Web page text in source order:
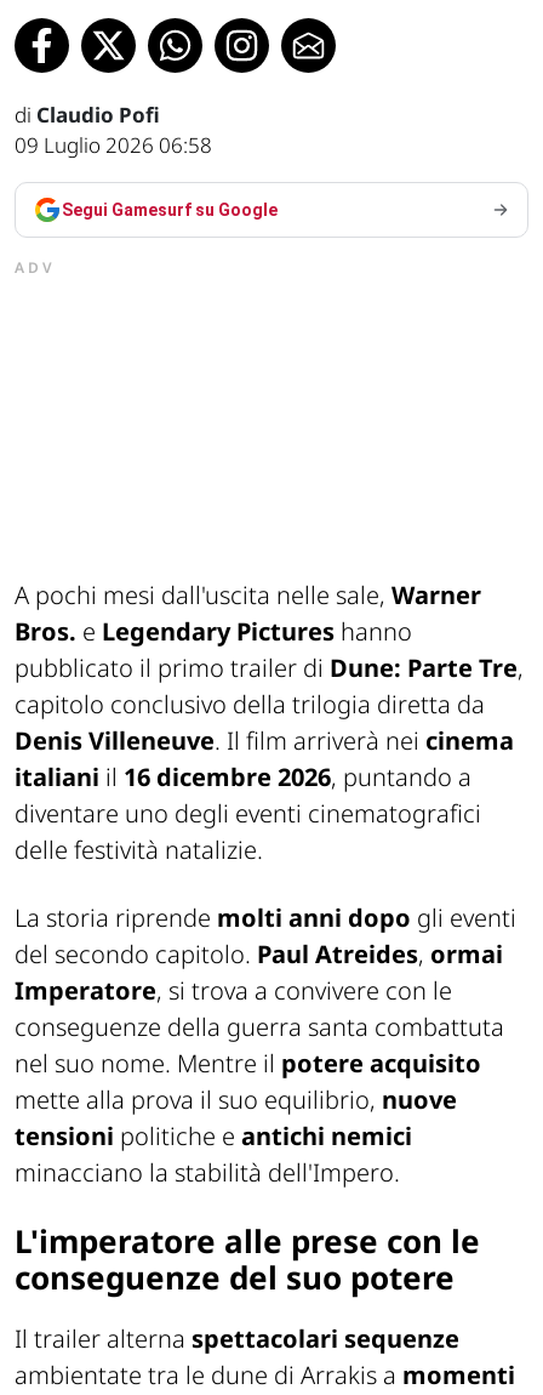
di Claudio Pofi
09 Luglio 2026 06:58
Segui Gamesurf su Google
ADV
A pochi mesi dall'uscita nelle sale, Warner
Bros. e Legendary Pictures hanno
pubblicato il primo trailer di Dune: Parte Tre,
capitolo conclusivo della trilogia diretta da
Denis Villeneuve. Il film arriverà nei cinema
italiani il 16 dicembre 2026, puntando a
diventare uno degli eventi cinematografici
delle festività natalizie.
La storia riprende molti anni dopo gli eventi
del secondo capitolo. Paul Atreides, ormai
Imperatore, si trova a convivere con le
conseguenze della guerra santa combattuta
nel suo nome. Mentre il potere acquisito
mette alla prova il suo equilibrio, nuove
tensioni politiche e antichi nemici
minacciano la stabilità dell'Impero.
L'imperatore alle prese con le
conseguenze del suo potere
Il trailer alterna spettacolari sequenze
ambientate tra le dune di Arrakis a momenti